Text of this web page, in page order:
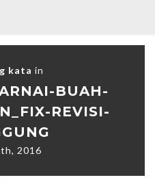
kata in
BUAH-
REVISI-
2016